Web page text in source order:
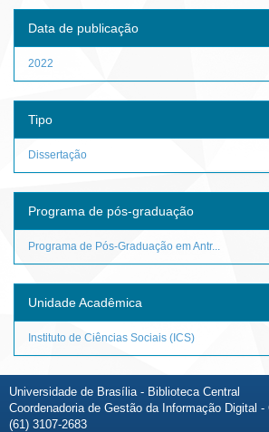
Data de publicação
2022
Tipo
Dissertação
Programa de pós-graduação
Programa de Pós-Graduação em Antr...
Unidade Acadêmica
Instituto de Ciências Sociais (ICS)
Universidade de Brasília - Biblioteca Central
Coordenadoria de Gestão da Informação Digital -
(61) 3107-2683